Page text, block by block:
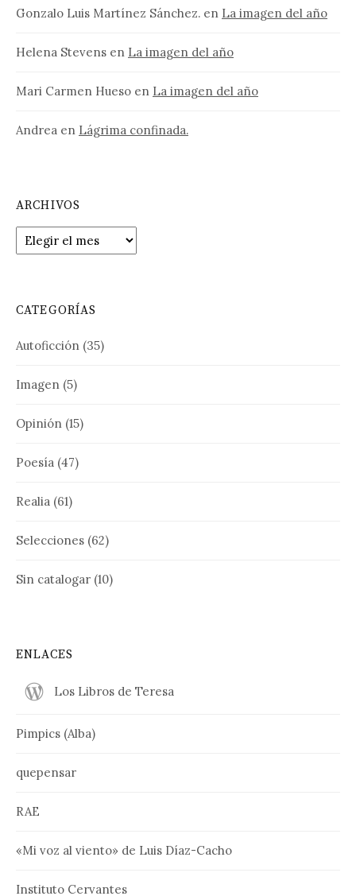
Gonzalo Luis Martínez Sánchez. en La imagen del año
Helena Stevens en La imagen del año
Mari Carmen Hueso en La imagen del año
Andrea en Lágrima confinada.
ARCHIVOS
Archivos
CATEGORÍAS
Autoficción (35)
Imagen (5)
Opinión (15)
Poesía (47)
Realia (61)
Selecciones (62)
Sin catalogar (10)
ENLACES
Los Libros de Teresa
Pimpics (Alba)
quepensar
RAE
«Mi voz al viento» de Luis Díaz-Cacho
Instituto Cervantes